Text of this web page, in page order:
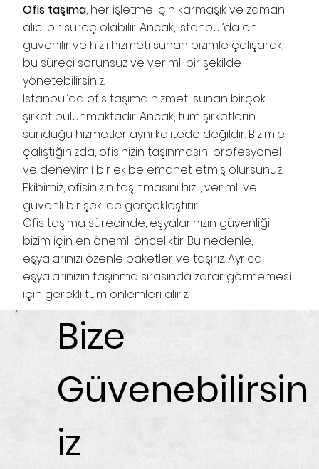
Ofis taşıma, her işletme için karmaşık ve zaman
alıcı bir süreç olabilir. Ancak, İstanbul’da en
güvenilir ve hızlı hizmeti sunan bizimle çalışarak,
bu süreci sorunsuz ve verimli bir şekilde
yönetebilirsiniz.
İstanbul’da ofis taşıma hizmeti sunan birçok
şirket bulunmaktadır. Ancak, tüm şirketlerin
sunduğu hizmetler aynı kalitede değildir. Bizimle
çalıştığınızda, ofisinizin taşınmasını profesyonel
ve deneyimli bir ekibe emanet etmiş olursunuz.
Ekibimiz, ofisinizin taşınmasını hızlı, verimli ve
güvenli bir şekilde gerçekleştirir.
Ofis taşıma sürecinde, eşyalarınızın güvenliği
bizim için en önemli önceliktir. Bu nedenle,
eşyalarınızı özenle paketler ve taşırız. Ayrıca,
eşyalarınızın taşınma sırasında zarar görmemesi
için gerekli tüm önlemleri alırız.
Bize
Güvenebilirsin
iz